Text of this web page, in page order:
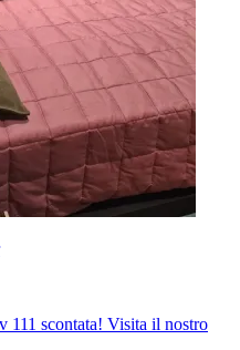
111 scontata! Visita il nostro